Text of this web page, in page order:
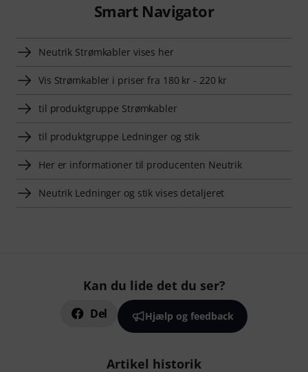
Smart Navigator
Neutrik Strømkabler vises her
Vis Strømkabler i priser fra 180 kr - 220 kr
til produktgruppe Strømkabler
til produktgruppe Ledninger og stik
Her er informationer til producenten Neutrik
Neutrik Ledninger og stik vises detaljeret
Kan du lide det du ser?
Del Hjælp og feedback
Artikel historik